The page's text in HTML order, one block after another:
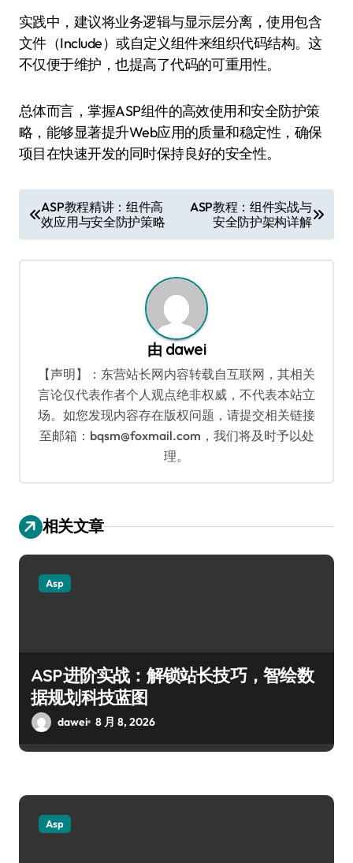
实践中，建议将业务逻辑与显示层分离，使用包含
文件（Include）或自定义组件来组织代码结构。这
不仅便于维护，也提高了代码的可重用性。
总体而言，掌握ASP组件的高效使用和安全防护策
略，能够显著提升Web应用的质量和稳定性，确保
项目在快速开发的同时保持良好的安全性。
章
导
ASP教程精讲：组件高
效应用与安全防护策略
ASP教程：组件实战与
安全防护架构详解
由 dawei
【声明】：东营站长网内容转载自互联网，其相关
言论仅代表作者个人观点绝非权威，不代表本站立
场。如您发现内容存在版权问题，请提交相关链接
至邮箱：bqsm@foxmail.com，我们将及时予以处
理。
相关文章
Asp
ASP进阶实战：解锁站长技巧，智绘数
据规划科技蓝图
dawei 8 月 8, 2026
Asp